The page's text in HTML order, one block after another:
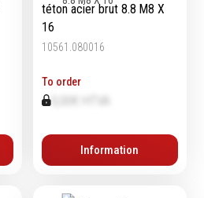
téton acier brut 8.8 M8 X
16
10561.080016
To order
Information